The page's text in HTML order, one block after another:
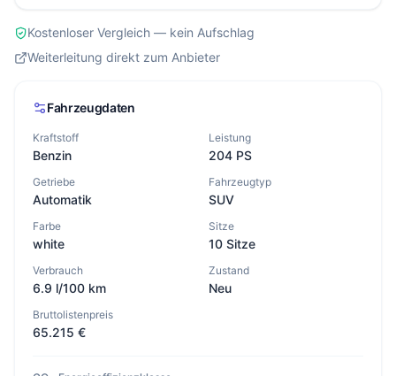
Kostenloser Vergleich — kein Aufschlag
Weiterleitung direkt zum Anbieter
Fahrzeugdaten
Kraftstoff
Benzin
Leistung
204 PS
Getriebe
Automatik
Fahrzeugtyp
SUV
Farbe
white
Sitze
10 Sitze
Verbrauch
6.9 l/100 km
Zustand
Neu
Bruttolistenpreis
65.215 €